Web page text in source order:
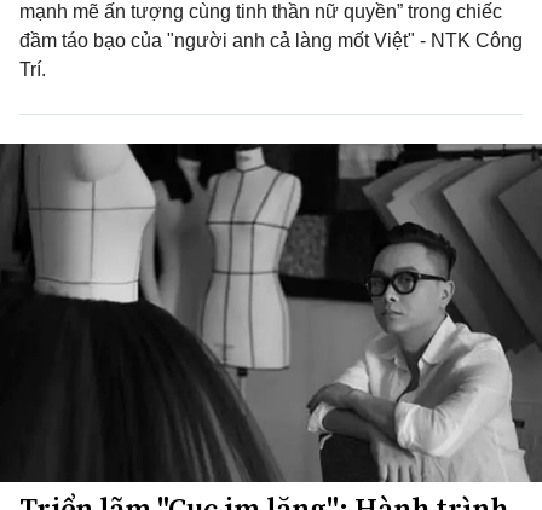
mạnh mẽ ấn tượng cùng tinh thần nữ quyền” trong chiếc
đầm táo bạo của "người anh cả làng mốt Việt" - NTK Công
Trí.